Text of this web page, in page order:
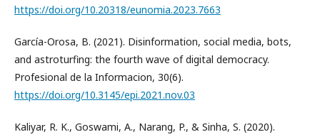
https://doi.org/10.20318/eunomia.2023.7663
García-Orosa, B. (2021). Disinformation, social media, bots,
and astroturfing: the fourth wave of digital democracy.
Profesional de la Informacion, 30(6).
https://doi.org/10.3145/epi.2021.nov.03
Kaliyar, R. K., Goswami, A., Narang, P., & Sinha, S. (2020).